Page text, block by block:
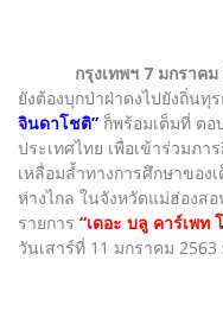
กรุงเทพฯ 7 มกราคม
ยังต้องบุกป่าฝ่าดงไปยังถิ่น
จินดาโชติ” ก็พร้อมเต็มที่ ต
ประเทศไทย เพื่อเข้าร่วมภ
เหลื่อมล้ำทางการศึกษาของ
ห่างไกล ในจังหวัดแม่ฮ่องส
รายการ “เดอะ บลู คาร์เพท
วันเสาร์ที่ 11 มกราคม 2563